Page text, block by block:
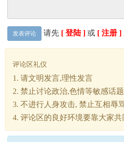
发表评论 请先 [ 登陆 ] 或 [ 注册 ]
评论区礼仪
1. 请文明发言,理性发言
2. 禁止讨论政治,色情等敏感话题
3. 不进行人身攻击, 禁止互相辱
4. 评论区的良好环境要靠大家